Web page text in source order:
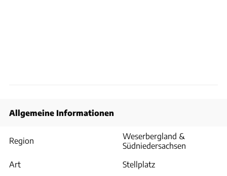
Allgemeine Informationen
Region
Weserbergland &
Südniedersachsen
Art
Stellplatz